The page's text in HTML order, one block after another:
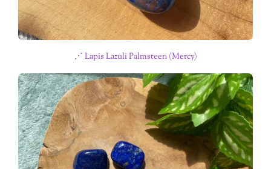
⋰ Lapis Lazuli Palmsteen (Mercy)